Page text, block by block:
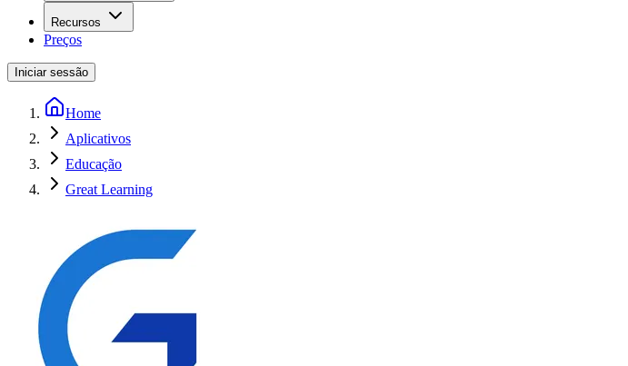
Recursos
Preços
Iniciar sessão
Home
Aplicativos
Educação
Great Learning